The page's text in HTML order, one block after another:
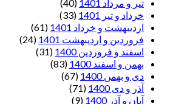
تیر و مرداد 1401
(40)
خرداد و تیر 1401
(33)
اردیبهشت و خرداد 1401
(61)
فروردین و اردیبهشت 1401
(24)
اسفند و فروردین 1400
(31)
بهمن و اسفند 1400
(83)
دی و بهمن 1400
(67)
آذر و دی 1400
(71)
آبان و آذر 1400
(9)